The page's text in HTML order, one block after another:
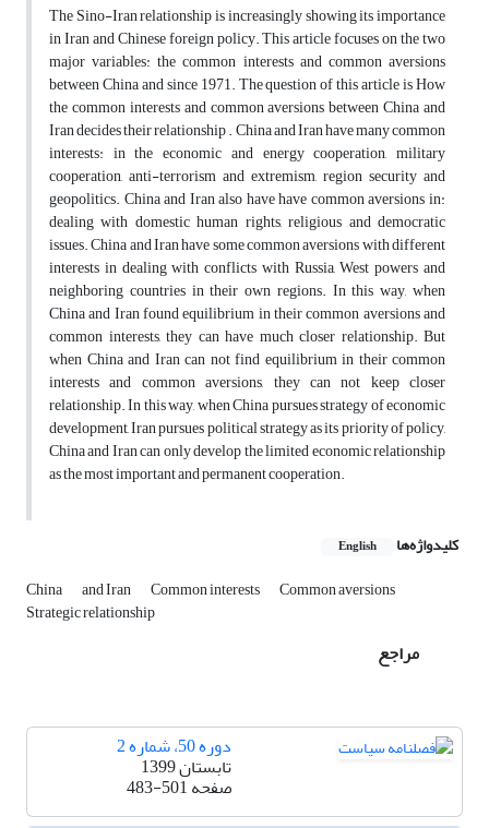
The Sino-Iran relationship is increasingly showing its importance
in Iran and Chinese foreign policy. This article focuses on the two
major variables: the common interests and common aversions
between China and since 1971. The question of this article is How
the common interests and common aversions between China and
Iran decides their relationship . China and Iran have many common
interests: in the economic and energy cooperation, military
cooperation, anti-terrorism and extremism, region security and
geopolitics. China and Iran also have have common aversions in:
dealing with domestic human rights, religious and democratic
issues. China and Iran have some common aversions with different
interests in dealing with conflicts with Russia, West powers and
neighboring countries in their own regions. In this way, when
China and Iran found equilibrium in their common aversions and
common interests, they can have much closer relationship. But
when China and Iran can not find equilibrium in their common
interests and common aversions, they can not keep closer
relationship. In this way, when China pursues strategy of economic
development, Iran pursues political strategy as its priority of policy,
China and Iran can only develop the limited economic relationship
as the most important and permanent cooperation.
کلیدواژه‌ها English
China and Iran Common interests Common aversions
Strategic relationship
مراجع
دوره 50، شماره 2
تابستان 1399
صفحه483-501